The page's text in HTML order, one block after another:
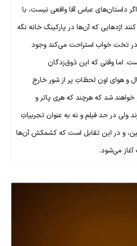
داستان‌های عباس آقا واقعی نیست، با
اژدهایی که آن‌ها در پارکینگ خانه نگه
در تخت خواب استراحت می‌کند وجود
اما وقتی که این ذوق‌زدگانِ
و هوای اون لحظاتِ پر از شور خارج
شد که هرچند که هری پاتر و
ولی در حد فیلم و نه به عنوان تجربیاتِ
و در این تقابل است که کشمکش آن‌ها
آغاز می‌شود.